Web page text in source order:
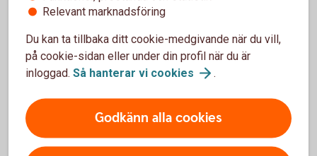
direkt i den underliggande tillgången.
Nackdelar
innehav av underliggande produkt.
Din maximala förlust för innehavda optioner kan
motsvara hela det satsade kapitalet och risken är
vanligen betydligt större än en placering i de
Relevant marknadsföring
Du kan ta tillbaka ditt cookie-medgivande när du vill,
på cookie-sidan eller under din profil när du är
inloggad. Så hanterar vi cookies .
Godkänn alla cookies